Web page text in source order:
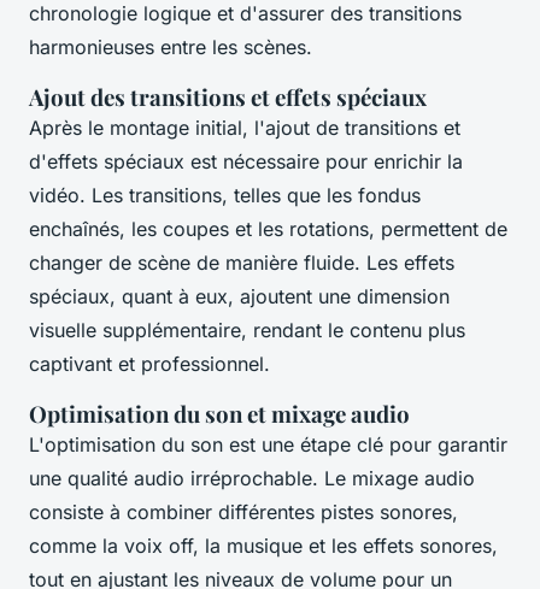
chronologie logique et d'assurer des transitions
harmonieuses entre les scènes.
Ajout des transitions et effets spéciaux
Après le montage initial, l'ajout de transitions et
d'effets spéciaux est nécessaire pour enrichir la
vidéo. Les transitions, telles que les fondus
enchaînés, les coupes et les rotations, permettent de
changer de scène de manière fluide. Les effets
spéciaux, quant à eux, ajoutent une dimension
visuelle supplémentaire, rendant le contenu plus
captivant et professionnel.
Optimisation du son et mixage audio
L'optimisation du son est une étape clé pour garantir
une qualité audio irréprochable. Le mixage audio
consiste à combiner différentes pistes sonores,
comme la voix off, la musique et les effets sonores,
tout en ajustant les niveaux de volume pour un